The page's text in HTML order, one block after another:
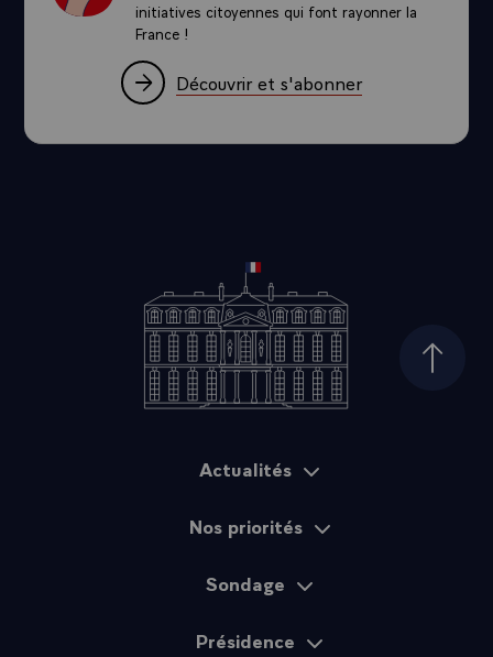
initiatives citoyennes qui font rayonner la
France !
Découvrir et s'abonner
Haut
Actualités
Nos priorités
Sondage
Présidence